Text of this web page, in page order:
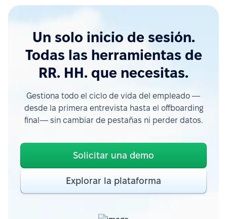
Un solo inicio de sesión.
Todas las herramientas de
RR. HH. que necesitas.
Gestiona todo el ciclo de vida del empleado —
desde la primera entrevista hasta el offboarding
final— sin cambiar de pestañas ni perder datos.
Solicitar una demo
Explorar la plataforma